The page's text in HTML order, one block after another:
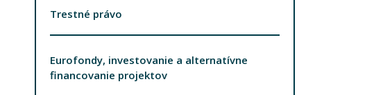
Trestné právo
Eurofondy, investovanie a alternatívne
financovanie projektov